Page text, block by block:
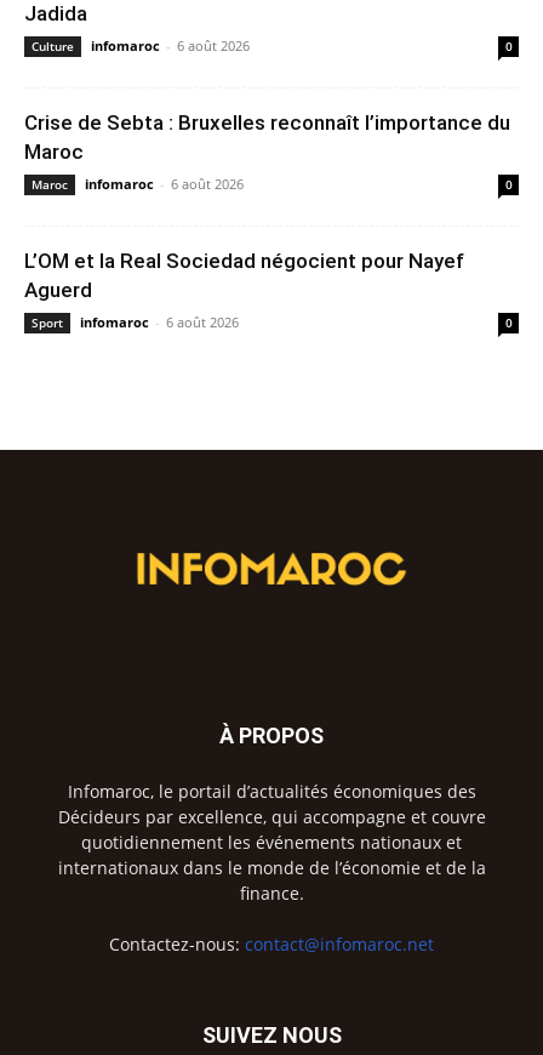
Jadida
Culture infomaroc - 6 août 2026 0
Crise de Sebta : Bruxelles reconnaît l’importance du
Maroc
Maroc infomaroc - 6 août 2026 0
L’OM et la Real Sociedad négocient pour Nayef
Aguerd
Sport infomaroc - 6 août 2026 0
À PROPOS
Infomaroc, le portail d’actualités économiques des
Décideurs par excellence, qui accompagne et couvre
quotidiennement les événements nationaux et
internationaux dans le monde de l’économie et de la
finance.
Contactez-nous: contact@infomaroc.net
SUIVEZ NOUS